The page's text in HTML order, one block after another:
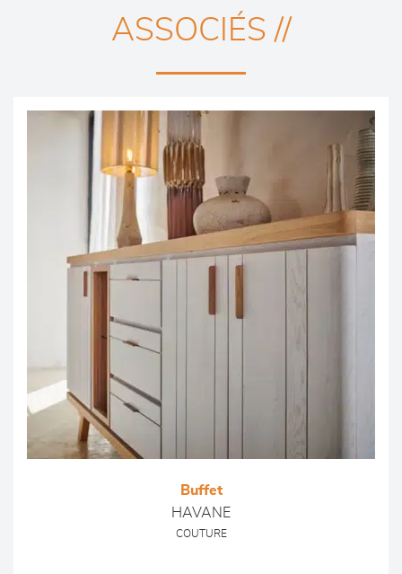
ASSOCIÉS //
Buffet
HAVANE
COUTURE